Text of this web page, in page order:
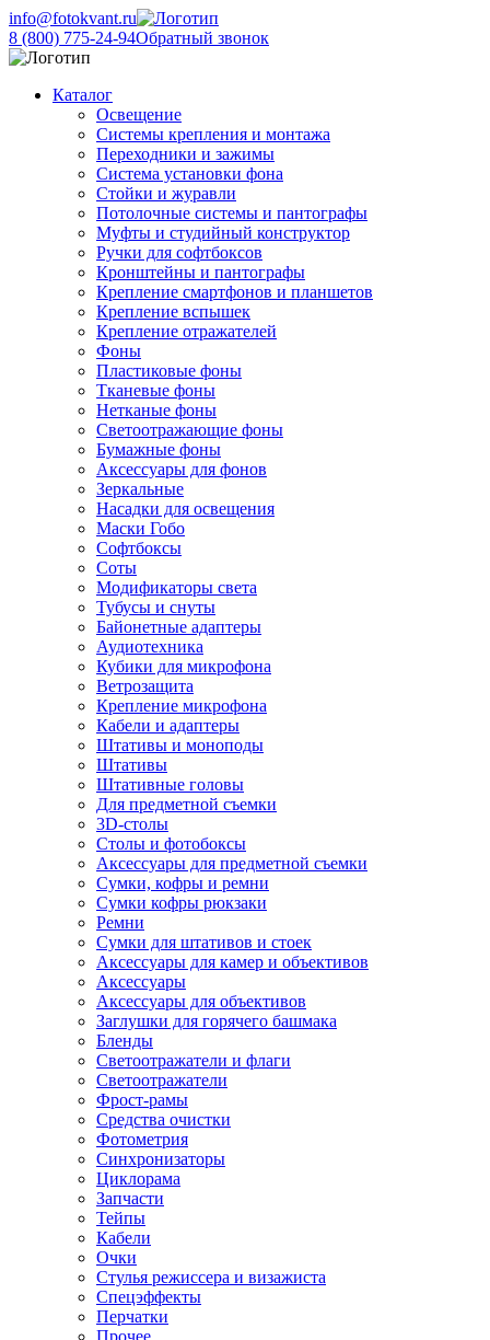
info@fotokvant.ru
8 (800) 775-24-94Обратный звонок
Каталог
Освещение
Системы крепления и монтажа
Переходники и зажимы
Система установки фона
Стойки и журавли
Потолочные системы и пантографы
Муфты и студийный конструктор
Ручки для софтбоксов
Кронштейны и пантографы
Крепление смартфонов и планшетов
Крепление вспышек
Крепление отражателей
Фоны
Пластиковые фоны
Тканевые фоны
Нетканые фоны
Светоотражающие фоны
Бумажные фоны
Аксессуары для фонов
Зеркальные
Насадки для освещения
Маски Гобо
Софтбоксы
Соты
Модификаторы света
Тубусы и снуты
Байонетные адаптеры
Аудиотехника
Кубики для микрофона
Ветрозащита
Крепление микрофона
Кабели и адаптеры
Штативы и моноподы
Штативы
Штативные головы
Для предметной съемки
3D-столы
Столы и фотобоксы
Аксессуары для предметной съемки
Сумки, кофры и ремни
Сумки кофры рюкзаки
Ремни
Сумки для штативов и стоек
Аксессуары для камер и объективов
Аксессуары
Аксессуары для объективов
Заглушки для горячего башмака
Бленды
Светоотражатели и флаги
Светоотражатели
Фрост-рамы
Средства очистки
Фотометрия
Синхронизаторы
Циклорама
Запчасти
Тейпы
Кабели
Очки
Стулья режиссера и визажиста
Спецэффекты
Перчатки
Прочее